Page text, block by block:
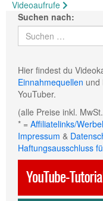
Videoaufrufe
Suchen nach:
Hier findest du
Einnahmequellen und
YouTuber.
(alle Preise inkl. MwSt.
* = Affiliatelinks/
Impressum &
Haftungsausschluss